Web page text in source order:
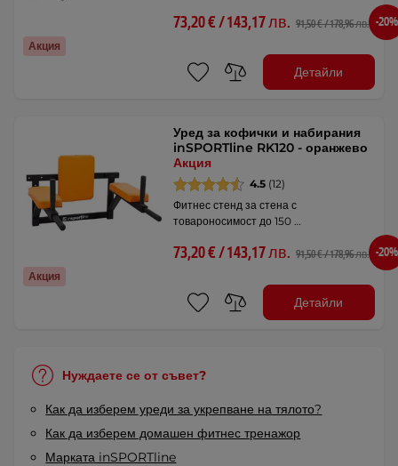
Акция
73,20 € / 143,17 лв. 91,50 € / 178,96 лв. -20%
Детайли
Акция
Уред за кофички и набирания
inSPORTline RK120 - оранжево
Акция
4.5 (12)
Фитнес стенд за стена с
товароносимост до 150 …
73,20 € / 143,17 лв. 91,50 € / 178,96 лв. -20%
Детайли
Нуждаете се от съвет?
Как да изберем уреди за укрепване на тялото?
Как да изберем домашен фитнес тренажор
Марката inSPORTline